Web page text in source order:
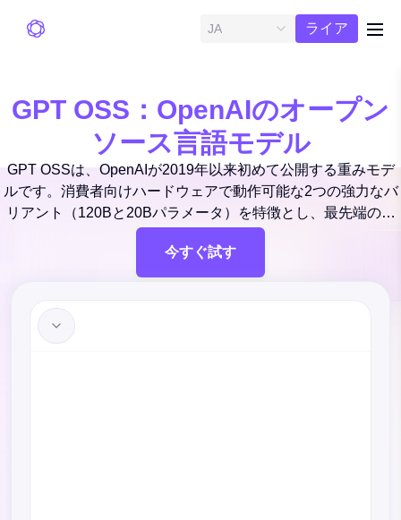
JA
ライア
GPT OSS：OpenAIのオープン
ソース言語モデル
GPT OSSは、OpenAIが2019年以来初めて公開する重みモデ
ルです。消費者向けハードウェアで動作可能な2つの強力なバ
リアント（120Bと20Bパラメータ）を特徴とし、最先端の推
論能力を提供します。Apache 2.0ライセンスで公開され、高
度なAI技術へのアクセスを民主化します。
今すぐ試す